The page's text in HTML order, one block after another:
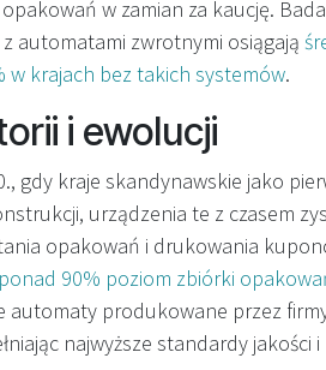
w zamian za kaucję.
automatami zwrotnymi osiągają
w krajach bez takich systemów.
i ewolucji
gdy kraje skandynawskie jako
urządzenia te z czasem
opakowań i drukowania
ponad 90% poziom zbiórki
automaty produkowane przez
najwyższe standardy jakości